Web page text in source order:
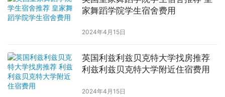
家舞蹈学院学生宿舍费用
2024年4月15日
英国利兹利兹贝克特大学找房推荐
利兹利兹贝克特大学附近住宿费用
2024年4月15日